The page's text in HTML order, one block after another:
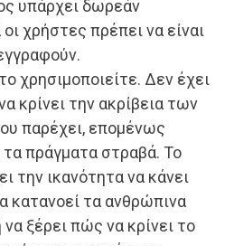
υπάρχει δωρεάν
χρήστες πρέπει να είναι
χρησιμοποιείτε. Δεν έχει
κρίνει την ακρίβεια των
παρέχει, επομένως
τα πράγματα στραβά. Το
την ικανότητα να κάνει
κατανοεί τα ανθρώπινα
ξέρει πώς να κρίνει το